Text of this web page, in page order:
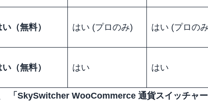
い（無料） はい (プロのみ) はい (プロの
い（無料） はい はい
「SkySwitcher WooCommerce 通貨スイッチャー